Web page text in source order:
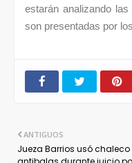
estarán analizando
son presentadas por
ANTIGUOS
Jueza Barrios usó chaleco